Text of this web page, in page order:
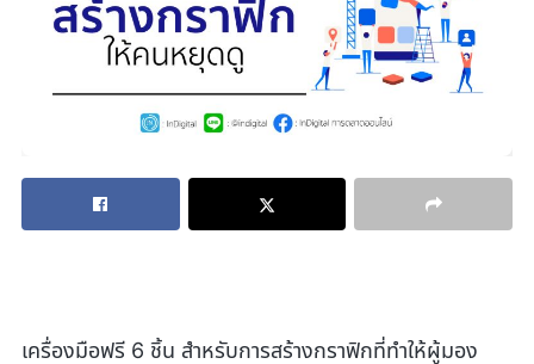
เครื่องมือฟรี 6 ชิ้น สำหรับการสร้างกราฟิกที่ทำให้ผู้มอง